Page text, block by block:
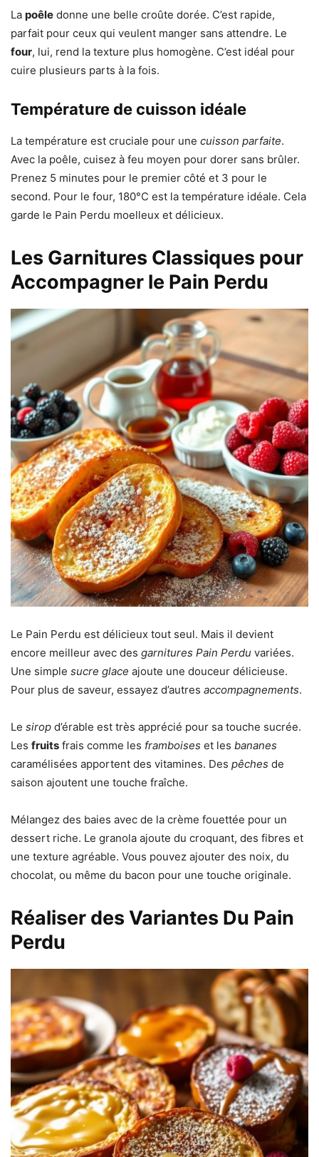
La poêle donne une belle croûte dorée. C’est rapide,
parfait pour ceux qui veulent manger sans attendre. Le
four, lui, rend la texture plus homogène. C’est idéal pour
cuire plusieurs parts à la fois.
Température de cuisson idéale
La température est cruciale pour une cuisson parfaite.
Avec la poêle, cuisez à feu moyen pour dorer sans brûler.
Prenez 5 minutes pour le premier côté et 3 pour le
second. Pour le four, 180°C est la température idéale. Cela
garde le Pain Perdu moelleux et délicieux.
Les Garnitures Classiques pour
Accompagner le Pain Perdu
Le Pain Perdu est délicieux tout seul. Mais il devient
encore meilleur avec des garnitures Pain Perdu variées.
Une simple sucre glace ajoute une douceur délicieuse.
Pour plus de saveur, essayez d’autres accompagnements.
Le sirop d’érable est très apprécié pour sa touche sucrée.
Les fruits frais comme les framboises et les bananes
caramélisées apportent des vitamines. Des pêches de
saison ajoutent une touche fraîche.
Mélangez des baies avec de la crème fouettée pour un
dessert riche. Le granola ajoute du croquant, des fibres et
une texture agréable. Vous pouvez ajouter des noix, du
chocolat, ou même du bacon pour une touche originale.
Réaliser des Variantes Du Pain
Perdu